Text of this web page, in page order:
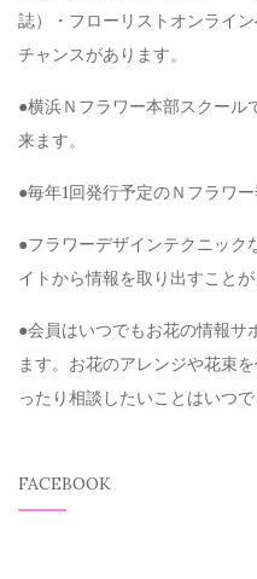
誌）・フローリストオンライ
チャンスがあります。
●横浜Ｎフラワー本部スクール
来ます。
●毎年1回発行予定のＮフラワ
●フラワーデザインテクニック
イトから情報を取り出すことが
●会員はいつでもお花の情報サ
ます。お花のアレンジや花束
ったり相談したいことはいつ
FACEBOOK